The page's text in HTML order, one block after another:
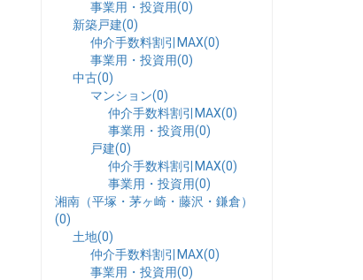
事業用・投資用(0)
新築戸建(0)
仲介手数料割引MAX(0)
事業用・投資用(0)
中古(0)
マンション(0)
仲介手数料割引MAX(0)
事業用・投資用(0)
戸建(0)
仲介手数料割引MAX(0)
事業用・投資用(0)
湘南（平塚・茅ヶ崎・藤沢・鎌倉）
(0)
土地(0)
仲介手数料割引MAX(0)
事業用・投資用(0)